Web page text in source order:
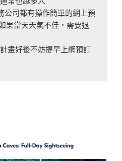
司都有操作簡單的網上預
果當天天氣不佳，需要退
畫好後不妨提早上網預訂